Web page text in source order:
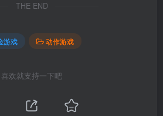
THE END
游戏 动作游戏
喜欢就支持一下吧